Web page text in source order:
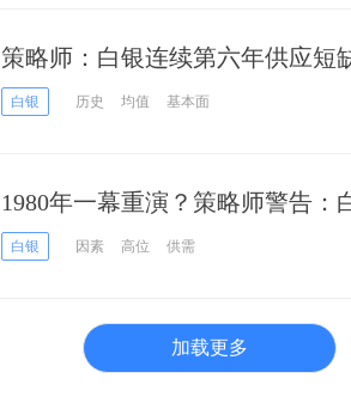
策略师：白银连续第六年供应短
位白银 历史 均值 基本面
1980年一幕重演？策略师警告：
100美元区间
白银 因素 高位 供需
加载更多